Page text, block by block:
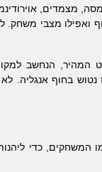
מסה, מצמדים,
ואפילו מצבי משחק.
הנחשב
נטוש בחוף
כדי